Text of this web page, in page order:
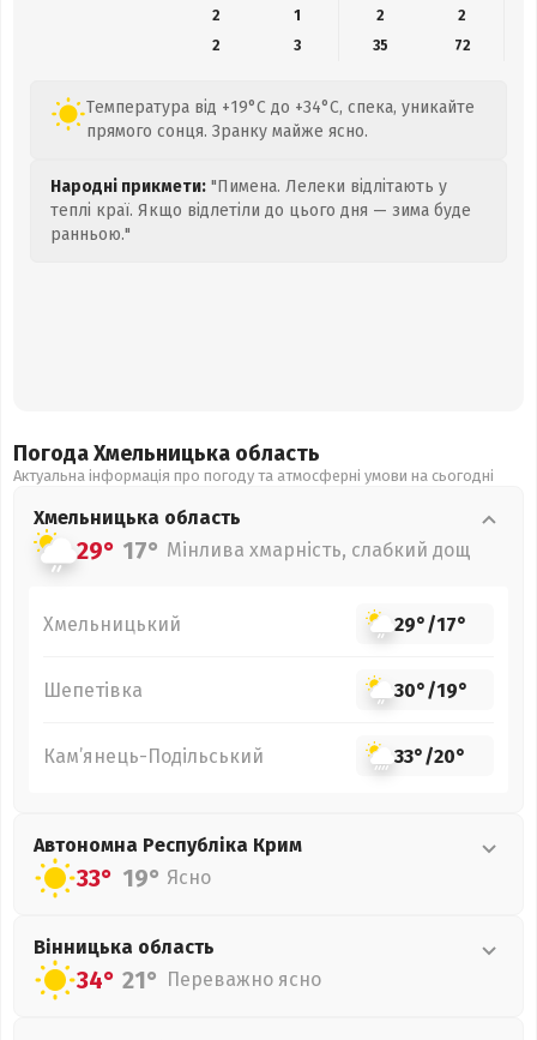
2
1 2
2
2
3 35 72
Температура від +19°C до +34°C, спека, уникайте
прямого сонця. Зранку майже ясно.
Народні прикмети: "Пимена. Лелеки відлітають у
теплі краї. Якщо відлетіли до цього дня — зима буде
ранньою."
Погода Хмельницька область
Актуальна інформація про погоду та атмосферні умови на сьогодні
Хмельницька область
29° 17° Мінлива хмарність, слабкий дощ
Хмельницький 29°/17°
Шепетівка 30°/19°
Кам’янець-Подільський 33°/20°
Автономна Республіка Крим
33° 19° Ясно
Вінницька область
34° 21° Переважно ясно